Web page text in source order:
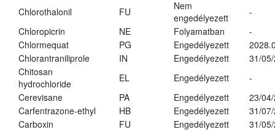
Chlorothalonil
FU
Nem
engedélyezett
-
Chloropicrin
NE Folyamatban
-
Chlormequat
PG Engedélyezett
Chlorantraniliprole
IN Engedélyezett
31/
Chitosan
hydrochloride
EL Engedélyezett
-
Cerevisane
PA Engedélyezett
23/
Carfentrazone-ethyl
HB Engedélyezett
31/
Carboxin
FU Engedélyezett
31/